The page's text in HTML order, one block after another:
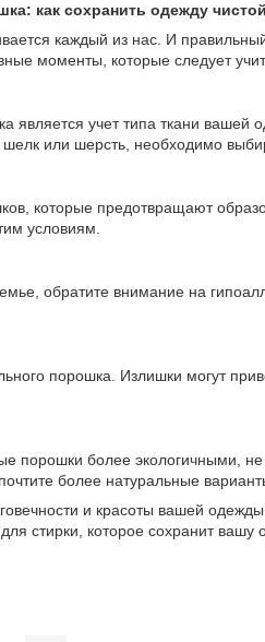
как сохранить одежду
каждый из нас. И
моменты, которые следует
является учет типа ткани
или шерсть, необходимо
которые предотвращают
условиям.
обратите внимание на
порошка. Излишки могут
порошки более экологичными,
более натуральные
и красоты вашей
стирки, которое сохранит вашу